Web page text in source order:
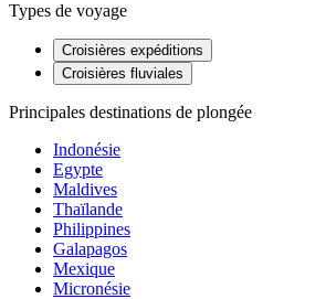
Types de voyage
Croisières expéditions
Croisières fluviales
Principales destinations de plongée
Indonésie
Egypte
Maldives
Thaïlande
Philippines
Galapagos
Mexique
Micronésie